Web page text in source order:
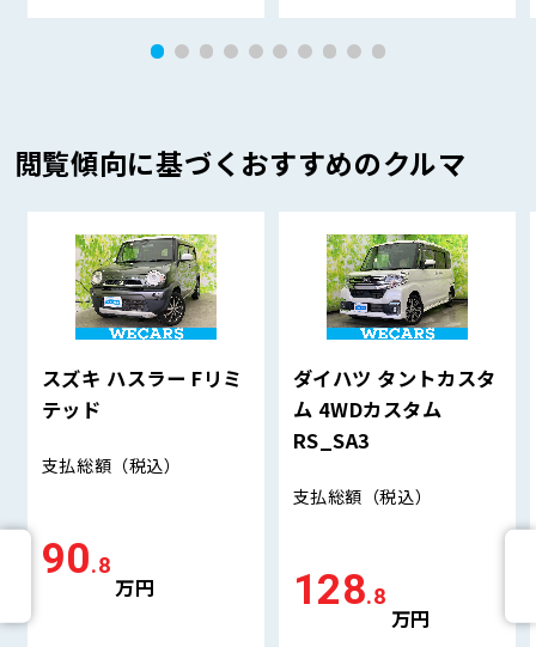
閲覧傾向に基づくおすすめのクルマ
スズキ ハスラー Fリミ
テッド
支払総額 （税込）
90.8
万円
ダイハツ タントカスタ
ム 4WDカスタム
RS_SA3
支払総額 （税込）
128.8
万円